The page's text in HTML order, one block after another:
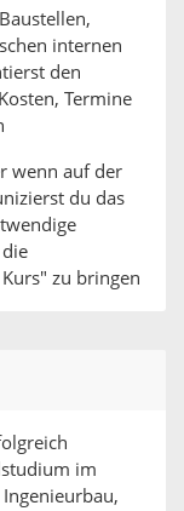
internen
den
Termine
wenn auf der
du das
zu bringen
im